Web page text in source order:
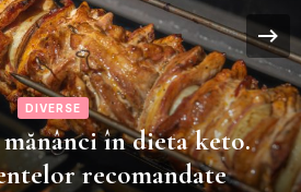
DIVERSE
mănânci în dieta keto.
recomandate